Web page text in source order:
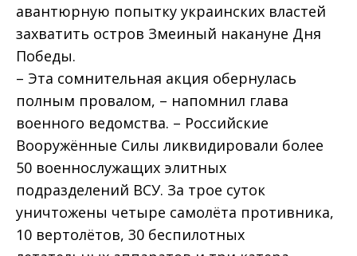
авантюрную попытку украинских властей
захватить остров Змеиный накануне Дня
Победы.
– Эта сомнительная акция обернулась
полным провалом, – напомнил глава
военного ведомства. – Российские
Вооружённые Силы ликвидировали более
50 военнослужащих элитных
подразделений ВСУ. За трое суток
уничтожены четыре самолёта противника,
10 вертолётов, 30 беспилотных